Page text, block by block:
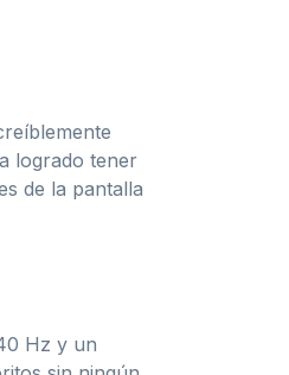
logrado tener
de la pantalla
Hz y un